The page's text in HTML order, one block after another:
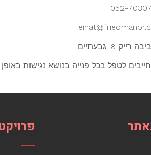
8, גבעתיים
לטפל בכל פנייה בנושא נגישות באופן